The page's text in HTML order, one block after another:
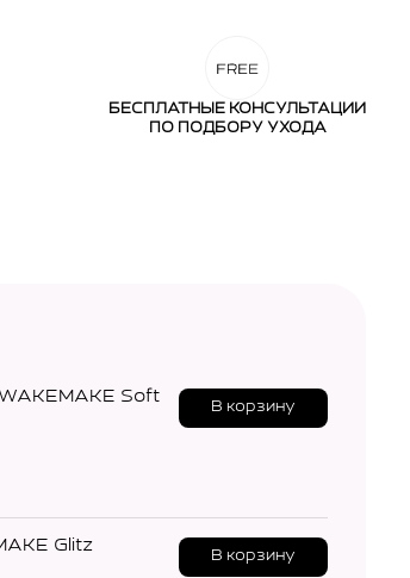
БЕСПЛАТНЫЕ КОНСУЛЬТАЦИИ
ПО ПОДБОРУ УХОДА
Soft
В корзину
Glitz
В корзину